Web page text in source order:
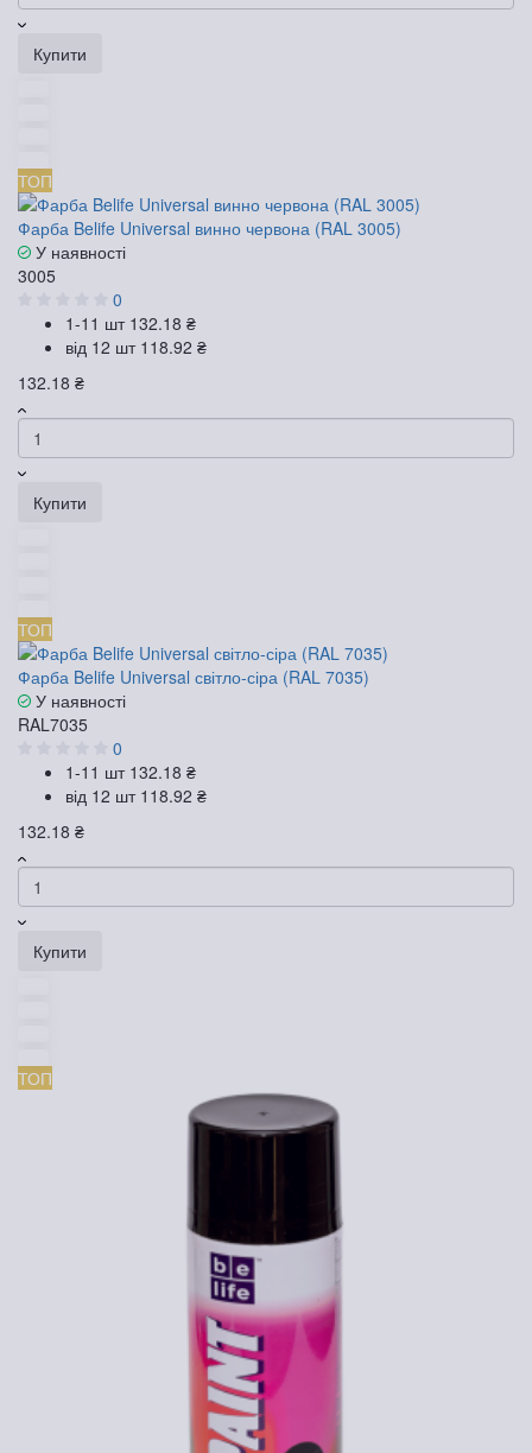
Купити
ТОП
Фарба Belife Universal винно червона (RAL 3005)
У наявності
3005
0
1-11 шт 132.18 ₴
від 12 шт 118.92 ₴
132.18 ₴
Купити
ТОП
Фарба Belife Universal світло-сіра (RAL 7035)
У наявності
RAL7035
0
1-11 шт 132.18 ₴
від 12 шт 118.92 ₴
132.18 ₴
Купити
ТОП